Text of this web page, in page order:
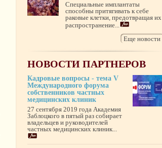
Специальные имплантаты
способны притягивать к себе
раковые клетки, предотвращая их
распространение...
Еще новости
НОВОСТИ ПАРТНЕРОВ
Кадровые вопросы - тема V
Международного форума
собственников частных
медицинских клиник
27 сентября 2019 года Академия
Заблоцкого в пятый раз собирает
владельцев и руководителей
частных медицинских клиник...